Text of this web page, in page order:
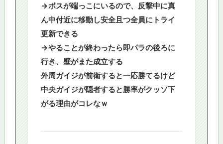
→ボスが端っこにいるので、反撃中に真
ん中付近に移動し安全且つ全員にトライ
更新できる
→やることが終わったら即パラの後ろに
行き、壁がまた成立する
外周ガイジが前衛すると一応勝てるけど
中央ガイジが隠者すると勝率がクッソ下
がる理由がコレなｗ